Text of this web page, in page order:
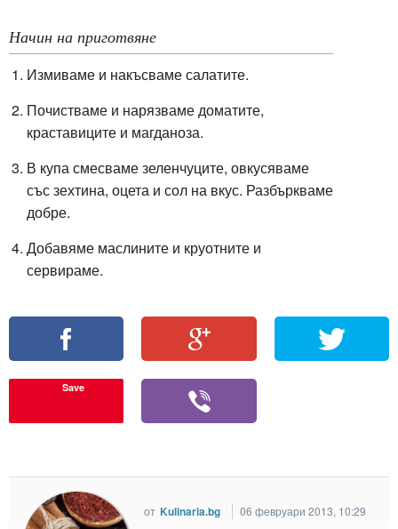
Начин на приготвяне
Измиваме и накъсваме салатите.
Почистваме и нарязваме доматите,
краставиците и магданоза.
В купа смесваме зеленчуците, овкусяваме
със зехтина, оцета и сол на вкус. Разбъркваме
добре.
Добавяме маслините и круотните и
сервираме.
Save
от Kulinaria.bg
06 февруари 2013, 10:29